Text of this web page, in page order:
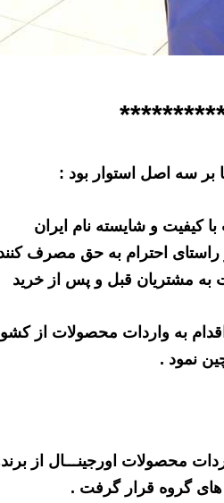
بر سه اصل استوار بود :
به واردات محصولات از
نمود .
گروه قرار گرفت .